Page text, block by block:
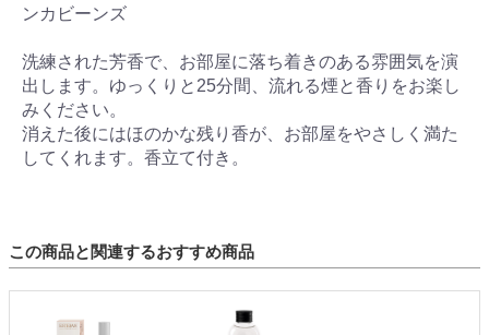
ンカビーンズ
洗練された芳香で、お部屋に落ち着きのある雰囲気を演
出します。ゆっくりと25分間、流れる煙と香りをお楽し
みください。
消えた後にはほのかな残り香が、お部屋をやさしく満た
してくれます。香立て付き。
この商品と関連するおすすめ商品